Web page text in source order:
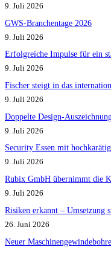
9. Juli 2026
GWS-Branchentage 2026
9. Juli 2026
Erfolgreiche Impulse für ein
9. Juli 2026
Fischer steigt in das
9. Juli 2026
Doppelte Design-
9. Juli 2026
Security Essen mit
9. Juli 2026
Rubix GmbH übernimmt die
9. Juli 2026
Risiken erkannt – Umsetzung
26. Juni 2026
Neuer